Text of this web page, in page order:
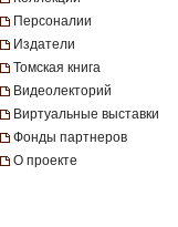
Персоналии
Издатели
Томская книга
Видеолекторий
Виртуальные выставки
Фонды партнеров
О проекте